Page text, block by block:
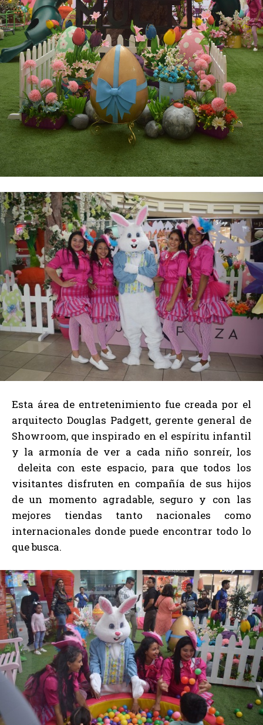
Esta área de entretenimiento fue creada por el
arquitecto Douglas Padgett, gerente general de
Showroom, que inspirado en el espíritu infantil
y la armonía de ver a cada niño sonreír, los
deleita con este espacio, para que todos los
visitantes disfruten en compañía de sus hijos
de un momento agradable, seguro y con las
mejores tiendas tanto nacionales como
internacionales donde puede encontrar todo lo
que busca.